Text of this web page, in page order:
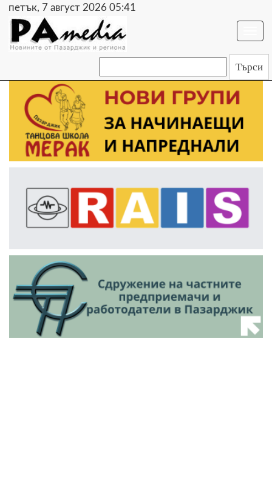
петък, 7 август 2026 05:41